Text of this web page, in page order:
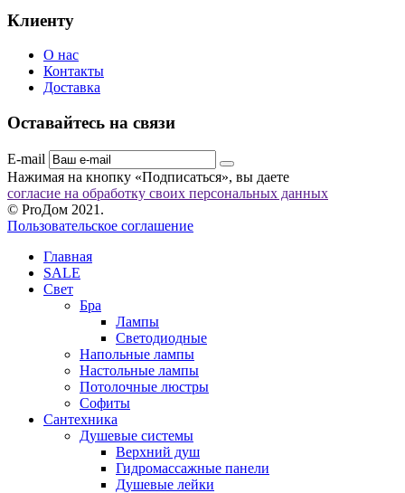
Клиенту
О нас
Контакты
Доставка
Оставайтесь на связи
E-mail
Нажимая на кнопку «Подписаться», вы даете
согласие на обработку своих персональных данных
© ProДом 2021.
Пользовательское соглашение
Главная
SALE
Свет
Бра
Лампы
Светодиодные
Напольные лампы
Настольные лампы
Потолочные люстры
Софиты
Сантехника
Душевые системы
Верхний душ
Гидромассажные панели
Душевые лейки